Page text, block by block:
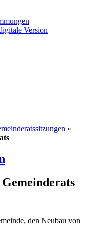
Version
»
den Neubau von